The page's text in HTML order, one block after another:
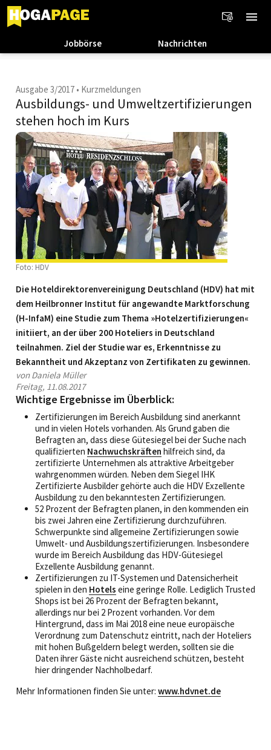
Jobbörse Nachrichten
Ausgabe 3/2017 • Kurzmeldungen
Ausbildungs- und Umweltzerti­fizierungen
stehen hoch im Kurs
Foto: HDV
Die Hoteldirektorenvereinigung Deutschland (HDV) hat mit
dem Heilbronner Institut für angewandte Marktforschung
(H-InfaM) eine Studie zum Thema »Hotelzertifizierungen«
initiiert, an der über 200 Hoteliers in Deutschland
teilnahmen. Ziel der Studie war es, ­Erkenntnisse zu
Bekanntheit und Akzeptanz von Zertifikaten zu gewinnen.
von Daniela Müller
Freitag, 11.08.2017
Wichtige Ergebnisse im Überblick:
Zertifizierungen im Bereich Ausbildung sind anerkannt
und in vielen Hotels vorhanden. Als Grund gaben die
Befragten an, dass diese Gütesiegel bei der Suche nach
qualifizierten Nachwuchskräften hilfreich sind, da
zertifizierte Unternehmen als attraktive Arbeitgeber
wahr­genommen würden. Neben dem Siegel IHK
Zertifizierte Ausbilder gehörte auch die HDV Exzellente
Ausbildung zu den bekanntesten Zertifizierungen.
52 Prozent der Befragten planen, in den kommenden ein
bis zwei Jahren eine Zertifizierung durchzuführen.
Schwerpunkte sind allgemeine Zertifizierungen sowie
Umwelt- und Ausbildungszerti­fizierungen. Insbesondere
wurde im Bereich Ausbildung das HDV-Gütesiegel
Exzellente Ausbildung genannt.
Zertifizierungen zu IT-Systemen und Datensicherheit
spielen in den Hotels eine geringe Rolle. Lediglich Trusted
Shops ist bei 26 Prozent der Befragten bekannt,
allerdings nur bei 2 Prozent vorhanden. Vor dem
Hintergrund, dass im Mai 2018 eine neue europäische
Verordnung zum Datenschutz eintritt, nach der Hoteliers
mit hohen Bußgeldern belegt werden, sollten sie die
Daten ihrer Gäste nicht ausreichend schützen, besteht
hier dringender Nachholbedarf.
Mehr Informationen finden Sie unter: www.hdvnet.de